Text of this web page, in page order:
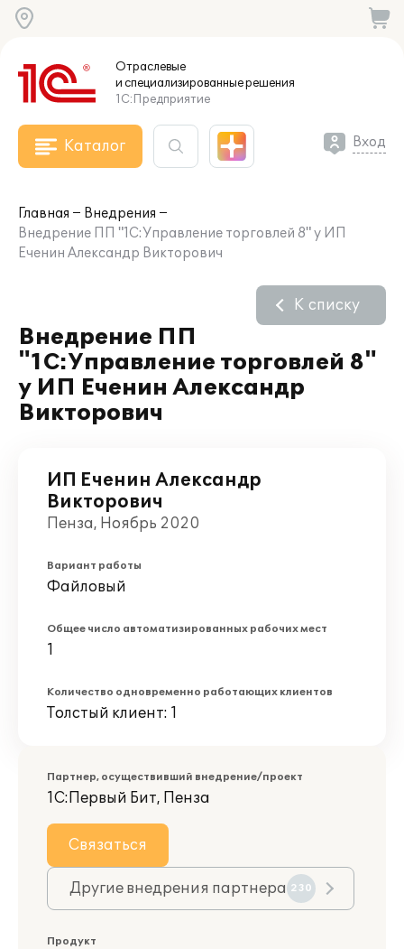
Отраслевые
и специализированныерешения
1С:Предприятие
Каталог Вход
Главная
Внедрения
Внедрение ПП "1С:Управление торговлей 8" у ИП
Еченин Александр Викторович
Внедрение ПП
"1С:Управление торговлей 8"
у ИП Еченин Александр
Викторович
К списку
ИП Еченин Александр
Викторович
Пенза, Ноябрь 2020
Вариант работы
Файловый
Общее число автоматизированных рабочих мест
1
Количество одновременно работающих клиентов
Толстый клиент: 1
Партнер, осуществивший внедрение/проект
1С:Первый Бит, Пенза
Связаться
Другие внедрения партнера 230
Продукт